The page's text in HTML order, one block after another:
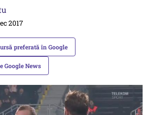
2017
preferată în Google
Google News